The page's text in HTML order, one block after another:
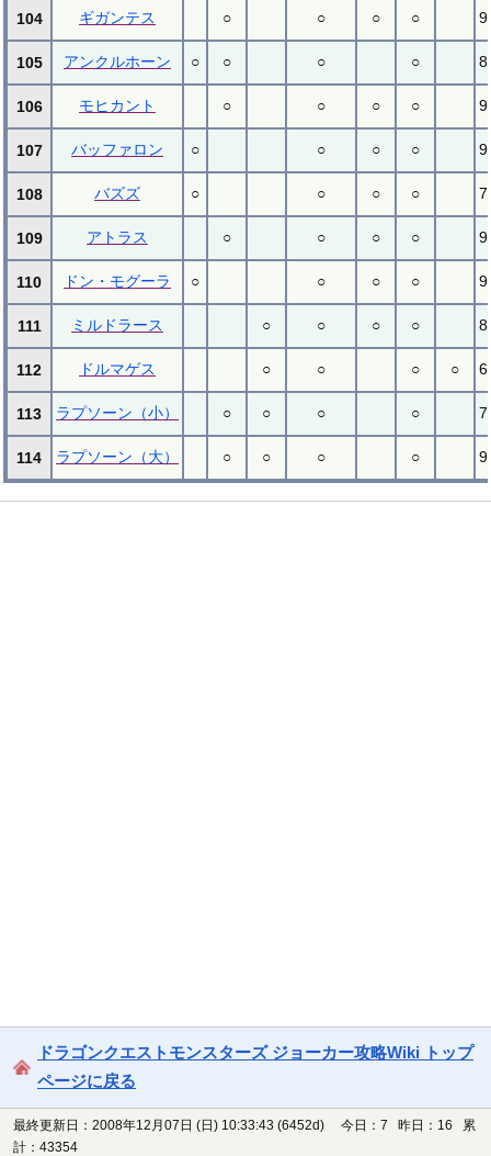
104 ギガンテス ○ ○ ○ ○
105 アンクルホーン ○ ○ ○ ○
106 モヒカント ○ ○ ○ ○
107 バッファロン ○ ○ ○ ○
108 バズズ ○ ○ ○ ○
109 アトラス ○ ○ ○ ○
110 ドン・モグーラ ○ ○ ○ ○
111 ミルドラース ○ ○ ○ ○
112 ドルマゲス ○ ○ ○ ○
113 ラプソーン（小） ○ ○ ○ ○
114 ラプソーン（大） ○ ○ ○ ○
ドラゴンクエストモンスターズ ジョーカー攻略Wiki トップ
ページに戻る
最終更新日：2008年12月07日 (日) 10:33:43 (6452d)
今日：7 昨日：16 累
計：43354